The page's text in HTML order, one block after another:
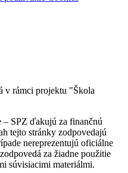
v rámci projektu "Škola
– SPZ ďakujú za finančnú
tejto stránky zodpovedajú
nereprezentujú oficiálne
za žiadne použitie
súvisiacimi materiálmi.